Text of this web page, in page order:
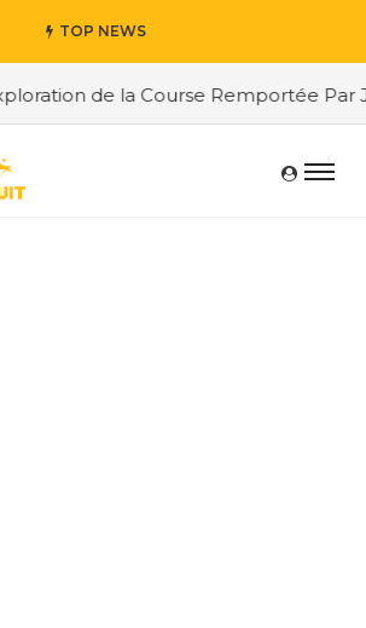
TOP NEWS
de la Course Remportée Par